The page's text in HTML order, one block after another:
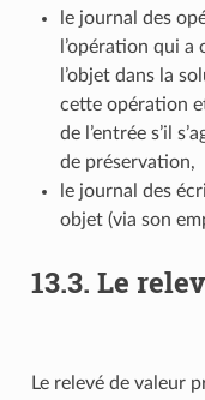
le journal des
l’opération qui
l’objet dans la
cette opération
de l’entrée s’il
de préservation,
le journal des
objet (via son
13.3. Le
Le relevé de valeur